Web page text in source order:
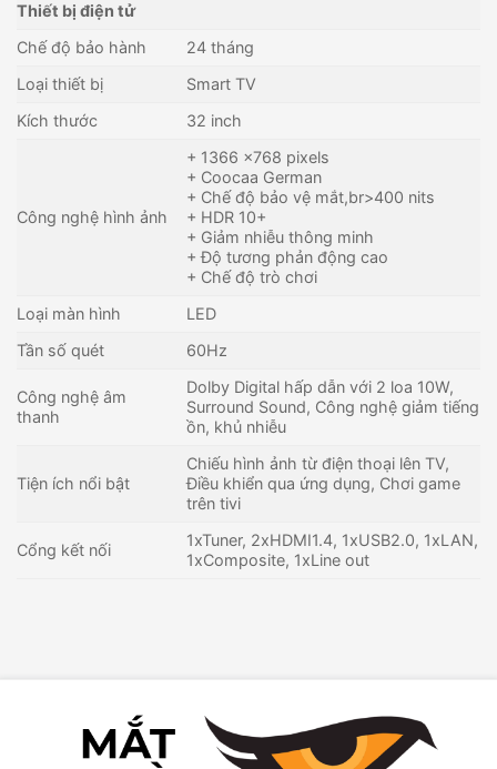
Thiết bị điện tử
Chế độ bảo hành
24 tháng
Loại thiết bị
Smart TV
Kích thước
32 inch
Công nghệ hình ảnh
+ 1366 x768 pixels
+ Coocaa German
+ Chế độ bảo vệ mắt,br>400 nits
+ HDR 10+
+ Giảm nhiễu thông minh
+ Độ tương phản động cao
+ Chế độ trò chơi
Loại màn hình
LED
Tần số quét
60Hz
Công nghệ âm
thanh
Dolby Digital hấp dẫn với 2 loa 10W,
Surround Sound, Công nghệ giảm tiếng
ồn, khủ nhiễu
Tiện ích nổi bật
Chiếu hình ảnh từ điện thoại lên TV,
Điều khiển qua ứng dụng, Chơi game
trên tivi
Cổng kết nối
1xTuner, 2xHDMI1.4, 1xUSB2.0, 1xLAN,
1xComposite, 1xLine out